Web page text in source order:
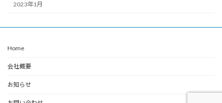
2023年1月
Home
会社概要
お知らせ